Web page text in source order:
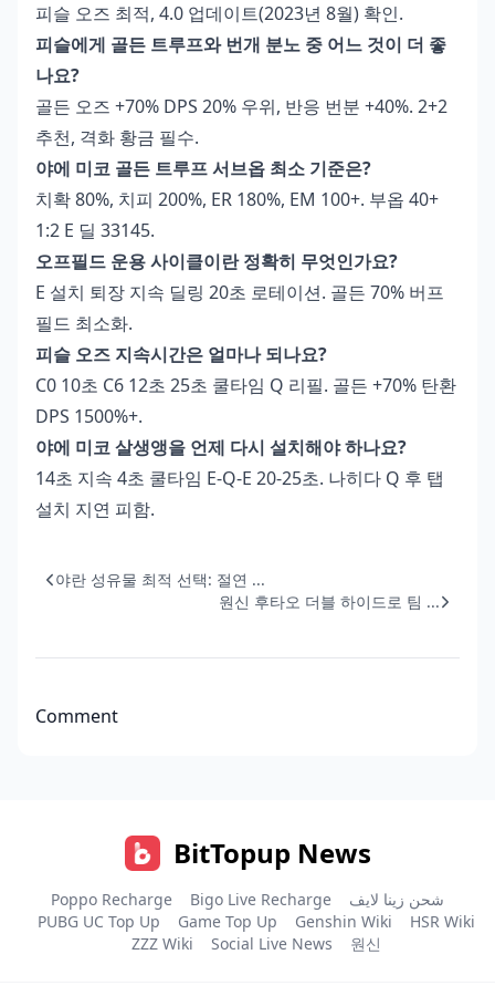
피슬 오즈 최적, 4.0 업데이트(2023년 8월) 확인.
피슬에게 골든 트루프와 번개 분노 중 어느 것이 더 좋
나요?
골든 오즈 +70% DPS 20% 우위, 반응 번분 +40%. 2+2
추천, 격화 황금 필수.
야에 미코 골든 트루프 서브옵 최소 기준은?
치확 80%, 치피 200%, ER 180%, EM 100+. 부옵 40+
1:2 E 딜 33145.
오프필드 운용 사이클이란 정확히 무엇인가요?
E 설치 퇴장 지속 딜링 20초 로테이션. 골든 70% 버프
필드 최소화.
피슬 오즈 지속시간은 얼마나 되나요?
C0 10초 C6 12초 25초 쿨타임 Q 리필. 골든 +70% 탄환
DPS 1500%+.
야에 미코 살생앵을 언제 다시 설치해야 하나요?
14초 지속 4초 쿨타임 E-Q-E 20-25초. 나히다 Q 후 탭
설치 지연 피함.
야란 성유물 최적 선택: 절연 ...
원신 후타오 더블 하이드로 팀 ...
Comment
BitTopup News
Poppo Recharge Bigo Live Recharge
شحن زينا لايف
PUBG UC Top Up
Game Top Up Genshin Wiki
HSR Wiki
ZZZ Wiki
Social Live News 원신